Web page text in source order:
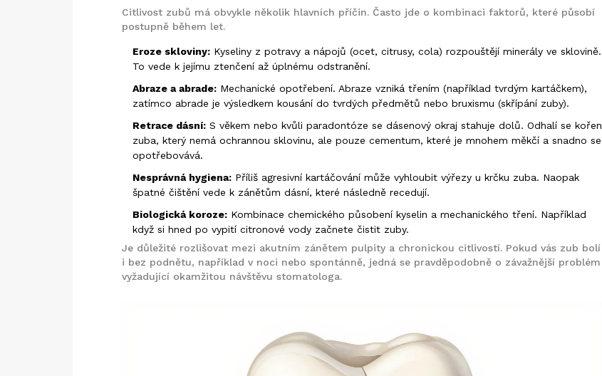
Citlivost zubů má obvykle několik hlavních příčin. Často jde o kombinaci faktorů, které působí
postupně během let.
Eroze skloviny: Kyseliny z potravy a nápojů (ocet, citrusy, cola) rozpouštějí minerály ve sklovině.
To vede k jejímu ztenčení až úplnému odstranění.
Abraze a abrade: Mechanické opotřebení. Abraze vzniká třením (například tvrdým kartáčkem),
zatímco abrade je výsledkem kousání do tvrdých předmětů nebo bruxismu (skřípání zuby).
Retrace dásní: S věkem nebo kvůli paradontóze se dásenový okraj stahuje dolů. Odhalí se kořen
zuba, který nemá ochrannou sklovinu, ale pouze cementum, které je mnohem měkčí a snadno se
opotřebovává.
Nesprávná hygiena: Příliš agresivní kartáčování může vyhloubit výřezy u krčku zuba. Naopak
špatné čištění vede k zánětům dásní, které následně recedují.
Biologická koroze: Kombinace chemického působení kyselin a mechanického tření. Například
když si hned po vypití citronové vody začnete čistit zuby.
Je důležité rozlišovat mezi akutním zánětem pulpity a chronickou citlivostí. Pokud vás zub bolí
i bez podnětu, například v noci nebo spontánně, jedná se pravděpodobně o závažnější problém
vyžadující okamžitou návštěvu stomatologa.